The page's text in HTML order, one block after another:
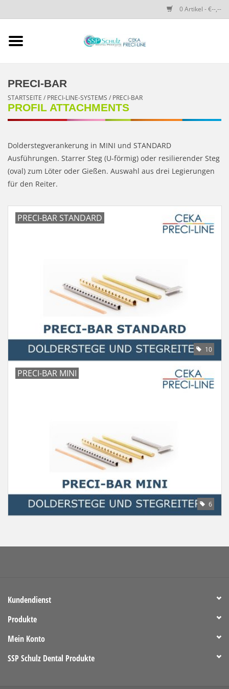
0 Artikel - €--,--
SSP SCHULZ Dental-
PRECI-LINE-SYSTEMS
CEKA-ATTACHMENTS
DRUCKKNÖPFE
SPEZIALITÄTEN
SSP vor Ort
PRECI-BAR
STARTSEITE / PRECI-LINE-SYSTEMS / PRECI-BAR
PROFIL ATTACHMENTS
Dolderstegverankerung in MINI und STANDARD
Ausführungen. Starrer Steg (U-förmig) oder resilierender Steg
(oval) zum Löter oder Gießen. Auswahl aus drei Legierungen
für den Reiter.
PRECI-BAR STANDARD
10
PRECI-BAR MINI
6
Kundendienst
Produkte
Mein Konto
SSP Schulz Dental Produkte